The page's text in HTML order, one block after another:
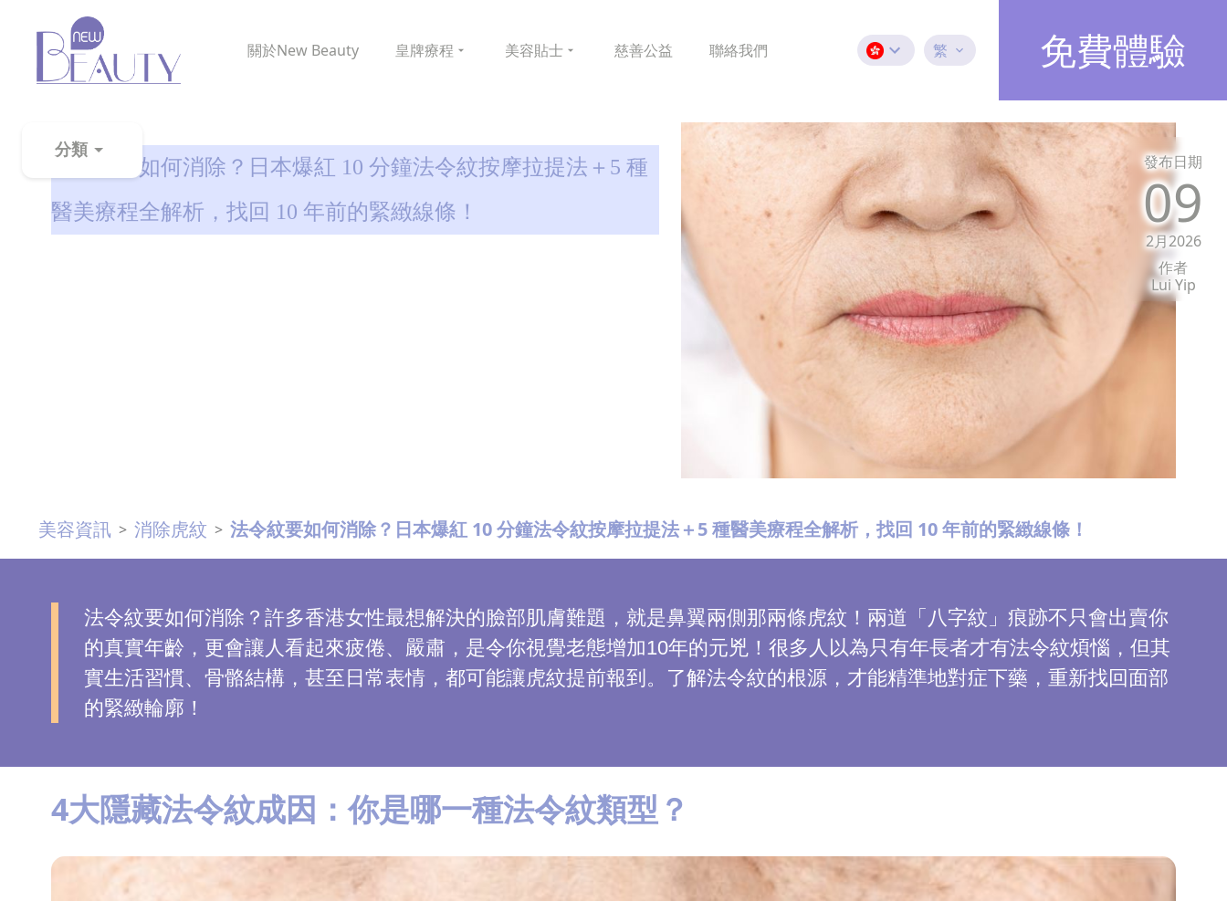
關於New Beauty 皇牌療程 美容貼士 慈善公益 聯絡我們 繁 免費體驗
分類
粉
刺
袋
知
去
印
知
法令紋要如何消除？日本爆紅 10 分鐘法令紋按摩拉提法＋5 種
醫美療程全解析，找回 10 年前的緊緻線條！
美容資訊 > 消除虎紋 > 法令紋要如何消除？日本爆紅 10 分鐘法令紋按摩拉提法＋5 種醫美療程全解析，找回 10 年前的緊緻線條！
發布日期
09
2月2026
作者
Lui Yip
法令紋要如何消除？許多香港女性最想解決的臉部肌膚難題，就是鼻翼兩側那兩條虎紋！兩道「八字紋」痕跡不只會出賣你
的真實年齡，更會讓人看起來疲倦、嚴肅，是令你視覺老態增加10年的元兇！很多人以為只有年長者才有法令紋煩惱，但其
實生活習慣、骨骼結構，甚至日常表情，都可能讓虎紋提前報到。了解法令紋的根源，才能精準地對症下藥，重新找回面部
的緊緻輪廓！
4大隱藏法令紋成因：你是哪一種法令紋類型？